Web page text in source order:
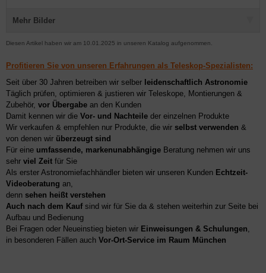
Mehr Bilder
Diesen Artikel haben wir am 10.01.2025 in unseren Katalog aufgenommen.
Profitieren Sie von unseren Erfahrungen als Teleskop-Spezialisten:
Seit über 30 Jahren betreiben wir selber leidenschaftlich Astronomie
Täglich prüfen, optimieren & justieren wir Teleskope, Montierungen &
Zubehör, vor Übergabe an den Kunden
Damit kennen wir die Vor- und Nachteile der einzelnen Produkte
Wir verkaufen & empfehlen nur Produkte, die wir selbst verwenden &
von denen wir überzeugt sind
Für eine umfassende, markenunabhängige Beratung nehmen wir uns
sehr viel Zeit für Sie
Als erster Astronomiefachhändler bieten wir unseren Kunden Echtzeit-
Videoberatung an,
denn sehen heißt verstehen
Auch nach dem Kaufsind wir für Sie da & stehen weiterhin zur Seite bei
Aufbau und Bedienung
Bei Fragen oder Neueinstieg bieten wir Einweisungen & Schulungen,
in besonderen Fällen auch Vor-Ort-Service im Raum München